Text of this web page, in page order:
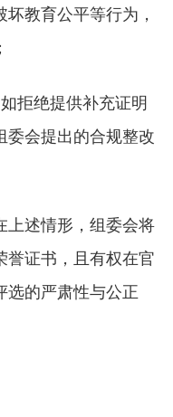
教育公平等行为，
拒绝提供补充证明
委会提出的合规整改
述情形，组委会将
誉证书，且有权在官
选的严肃性与公正